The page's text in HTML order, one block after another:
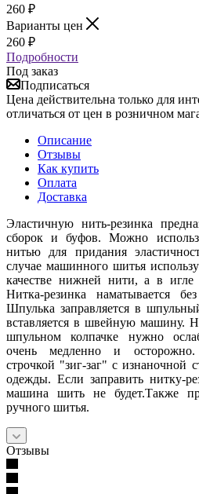
260 ₽
Варианты цен
260 ₽
Подробности
Под заказ
Подписаться
Цена действительна только для
отличаться от цен в розничном
Описание
Отзывы
Как купить
Оплата
Доставка
Эластичную нить-резинка
сборок и буфов. Можно
нитью для придания
случае машинного шитья
качестве нижней нити, а в игле
Нитка-резинка наматывается
Шпулька заправляется в
вставляется в швейную машину.
шпульном колпачке нужно
очень медленно и осторожно.
строчкой "зиг-заг" с изнаночной
одежды. Если заправить нитку-
машина шить не будет.Также
ручного шитья.
Отзывы